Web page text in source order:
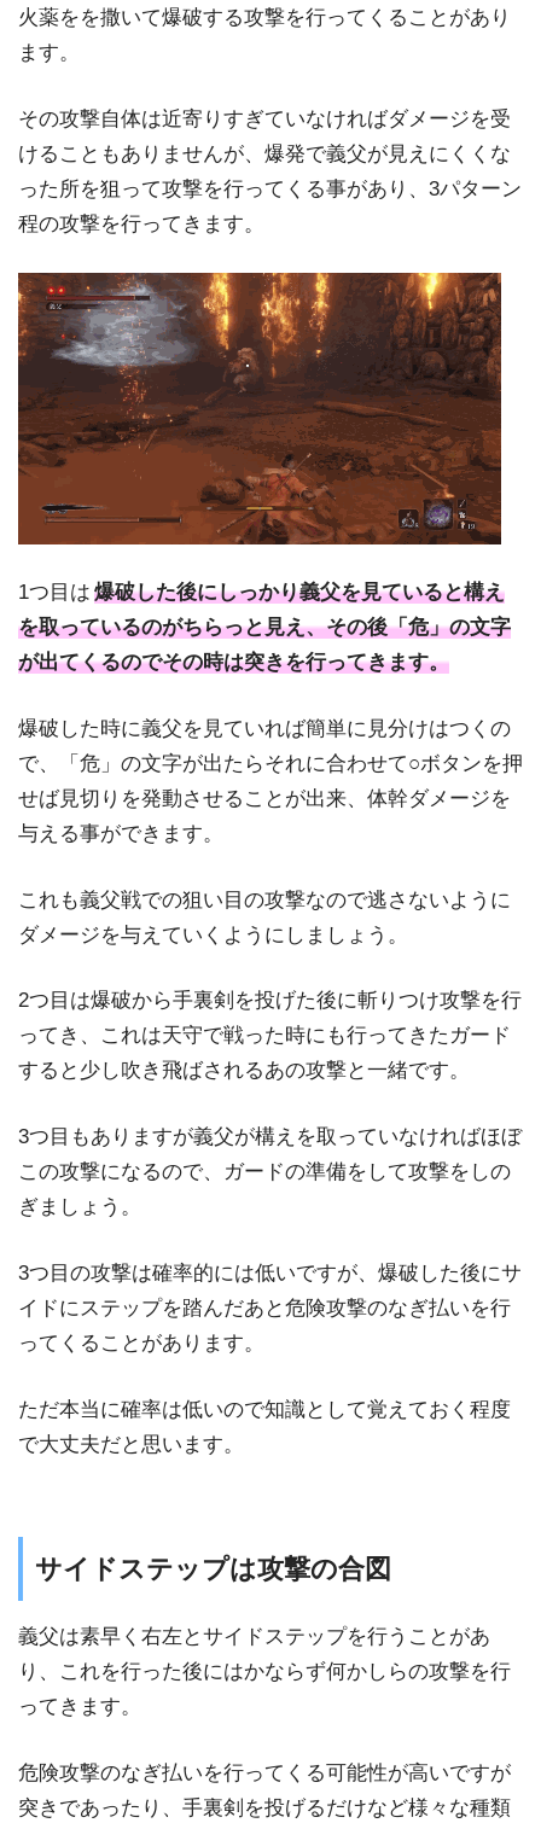
火薬をを撒いて爆破する攻撃を行ってくることがあり
ます。
その攻撃自体は近寄りすぎていなければダメージを受
けることもありませんが、爆発で義父が見えにくくな
った所を狙って攻撃を行ってくる事があり、3パターン
程の攻撃を行ってきます。
1つ目は 爆破した後にしっかり義父を見ていると構え
を取っているのがちらっと見え、その後「危」の文字
が出てくるのでその時は突きを行ってきます。
爆破した時に義父を見ていれば簡単に見分けはつくの
で、「危」の文字が出たらそれに合わせて○ボタンを押
せば見切りを発動させることが出来、体幹ダメージを
与える事ができます。
これも義父戦での狙い目の攻撃なので逃さないように
ダメージを与えていくようにしましょう。
2つ目は爆破から手裏剣を投げた後に斬りつけ攻撃を行
ってき、これは天守で戦った時にも行ってきたガード
すると少し吹き飛ばされるあの攻撃と一緒です。
3つ目もありますが義父が構えを取っていなければほぼ
この攻撃になるので、ガードの準備をして攻撃をしの
ぎましょう。
3つ目の攻撃は確率的には低いですが、爆破した後にサ
イドにステップを踏んだあと危険攻撃のなぎ払いを行
ってくることがあります。
ただ本当に確率は低いので知識として覚えておく程度
で大丈夫だと思います。
サイドステップは攻撃の合図
義父は素早く右左とサイドステップを行うことがあ
り、これを行った後にはかならず何かしらの攻撃を行
ってきます。
危険攻撃のなぎ払いを行ってくる可能性が高いですが
突きであったり、手裏剣を投げるだけなど様々な種類